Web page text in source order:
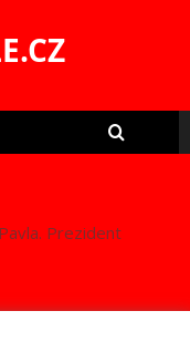
Prezident